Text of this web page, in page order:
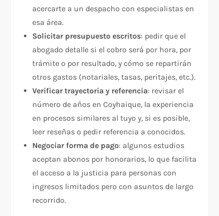
acercarte a un despacho con especialistas en
esa área.
Solicitar presupuesto escritos: pedir que el
abogado detalle si el cobro será por hora, por
trámite o por resultado, y cómo se repartirán
otros gastos (notariales, tasas, peritajes, etc.).
Verificar trayectoria y referencia: revisar el
número de años en Coyhaique, la experiencia
en procesos similares al tuyo y, si es posible,
leer reseñas o pedir referencia a conocidos.
Negociar forma de pago: algunos estudios
aceptan abonos por honorarios, lo que facilita
el acceso a la justicia para personas con
ingresos limitados pero con asuntos de largo
recorrido.